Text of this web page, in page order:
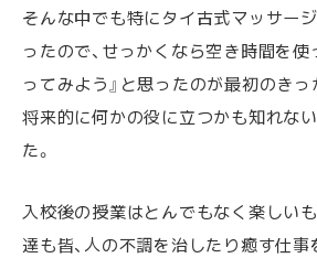
そんな中でも特にタイ古式マッサー
ったので、せっかくなら空き時間を使
ってみよう』と思ったのが最初のきっ
将来的に何かの役に立つかも知れな
た。
入校後の授業はとんでもなく楽しい
達も皆、人の不調を治したり癒す仕